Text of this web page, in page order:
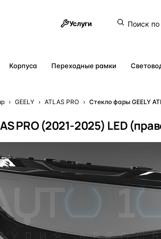
Услуги
Корпуса Переходные рамки
› GEELY › ATLAS PRO › Стекло фары GEELY
PRO (2021-2025) LED